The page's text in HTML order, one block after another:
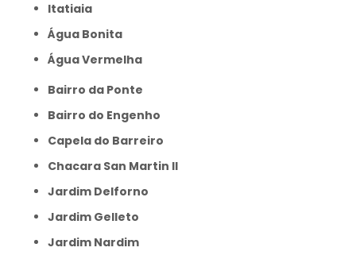
itatiaia
Água Bonita
Água Vermelha
Bairro da Ponte
Bairro do Engenho
Capela do Barreiro
Chacara San Martin II
Jardim Delforno
Jardim Gelleto
Jardim Nardim